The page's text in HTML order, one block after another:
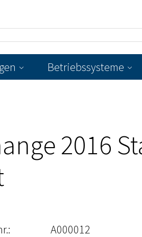
Betriebssysteme
2016
A000012